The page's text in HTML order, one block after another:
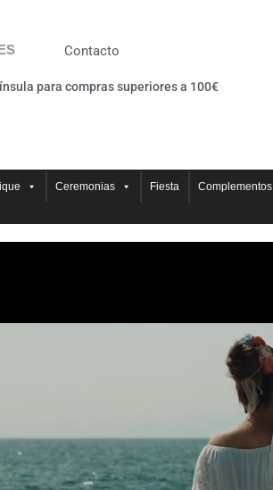
Contacto
para compras superiores a 100€
Ceremonias Fiesta Complementos